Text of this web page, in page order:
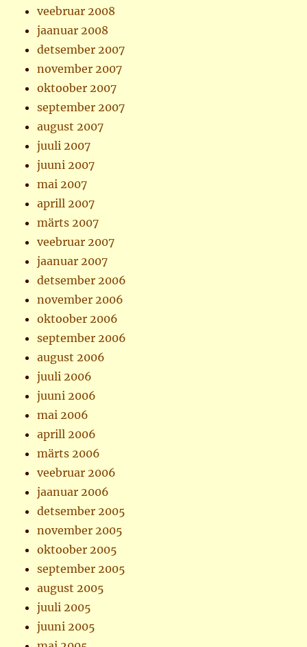
veebruar 2008
jaanuar 2008
detsember 2007
november 2007
oktoober 2007
september 2007
august 2007
juuli 2007
juuni 2007
mai 2007
aprill 2007
märts 2007
veebruar 2007
jaanuar 2007
detsember 2006
november 2006
oktoober 2006
september 2006
august 2006
juuli 2006
juuni 2006
mai 2006
aprill 2006
märts 2006
veebruar 2006
jaanuar 2006
detsember 2005
november 2005
oktoober 2005
september 2005
august 2005
juuli 2005
juuni 2005